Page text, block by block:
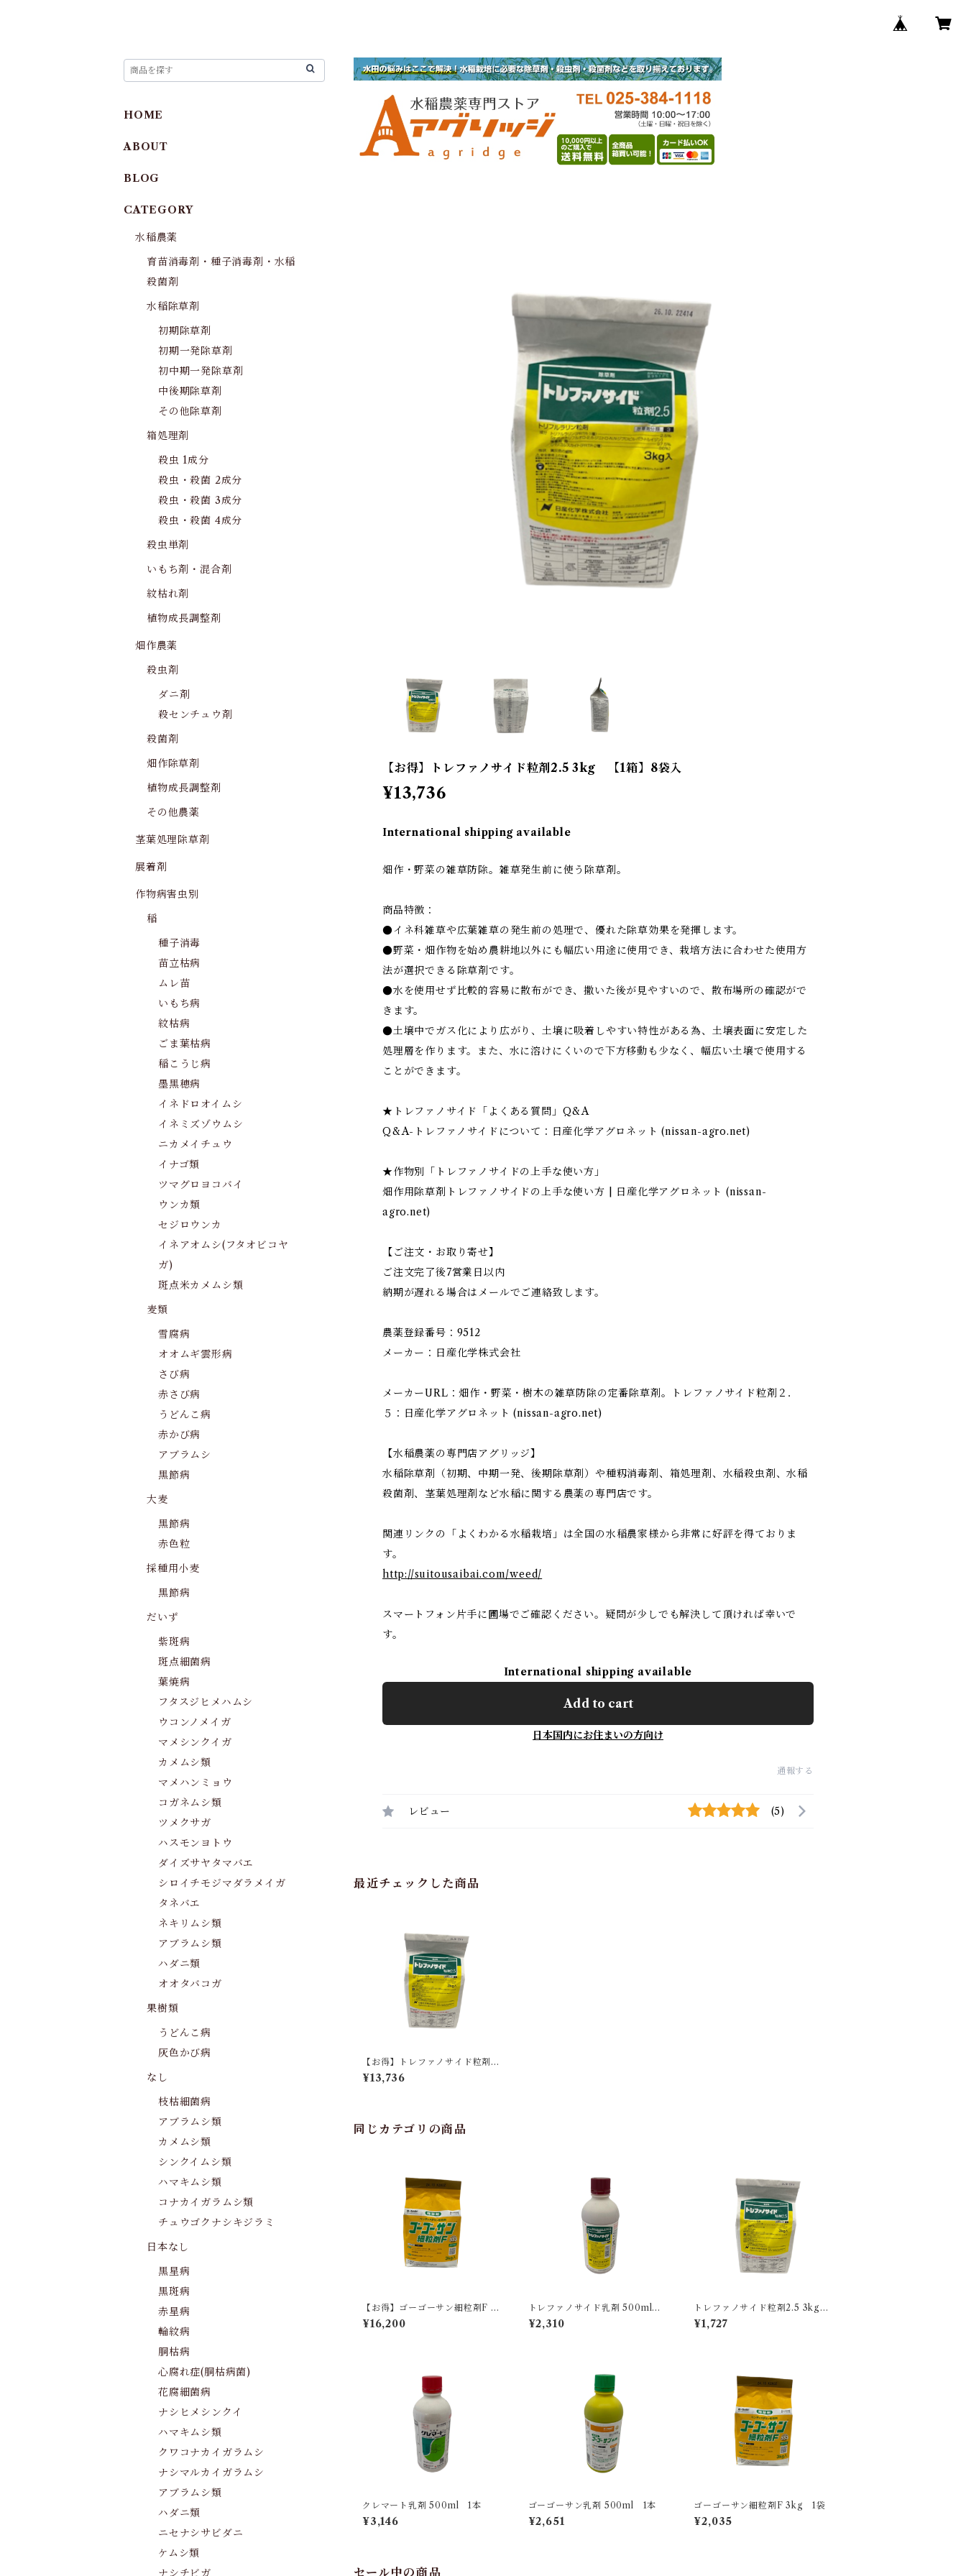
【お得】トレファノサイド粒剤2.5 3kg 【1箱】8袋入
¥13,736
International shipping available
畑作・野菜の雑草防除。雑草発生前に使う除草剤。
商品特徴：
●イネ科雑草や広葉雑草の発生前の処理で、優れた除草効果を発揮します。
●野菜・畑作物を始め農耕地以外にも幅広い用途に使用でき、栽培方法に合わせた使用方
法が選択できる除草剤です。
●水を使用せず比較的容易に散布ができ、撒いた後が見やすいので、散布場所の確認がで
きます。
●土壌中でガス化により広がり、土壌に吸着しやすい特性がある為、土壌表面に安定した
処理層を作ります。また、水に溶けにくいので下方移動も少なく、幅広い土壌で使用する
ことができます。
★トレファノサイド「よくある質問」Q&A
Q&A-トレファノサイドについて：日産化学アグロネット (nissan-agro.net)
★作物別「トレファノサイドの上手な使い方」
畑作用除草剤トレファノサイドの上手な使い方 | 日産化学アグロネット (nissan-
agro.net)
【ご注文・お取り寄せ】
ご注文完了後7営業日以内
納期が遅れる場合はメールでご連絡致します。
農薬登録番号：9512
メーカー：日産化学株式会社
メーカーURL：畑作・野菜・樹木の雑草防除の定番除草剤。トレファノサイド粒剤２．
５：日産化学アグロネット (nissan-agro.net)
【水稲農薬の専門店アグリッジ】
水稲除草剤（初期、中期一発、後期除草剤）や種籾消毒剤、箱処理剤、水稲殺虫剤、水稲
殺菌剤、茎葉処理剤など水稲に関する農薬の専門店です。
関連リンクの「よくわかる水稲栽培」は全国の水稲農家様から非常に好評を得ておりま
す。
http://suitousaibai.com/weed/
スマートフォン片手に圃場でご確認ください。疑問が少しでも解決して頂ければ幸いで
す。
International shipping available
Add to cart
日本国内にお住まいの方向け
通報する
レビュー (5)
最近チェックした商品
【お得】トレファノサイド粒剤2.
5 3kg 【1箱】8袋入
¥13,736
同じカテゴリの商品
【お得】ゴーゴーサン細粒剤F 3k
g 【1箱】8袋入
¥16,200
トレファノサイド乳剤 500ml 1
本
¥2,310
トレファノサイド粒剤2.5 3kg 1
袋
¥1,727
クレマート乳剤 500ml 1本
¥3,146
ゴーゴーサン乳剤 500ml 1本
¥2,651
ゴーゴーサン細粒剤F 3kg 1袋
¥2,035
セール中の商品
HOME
ABOUT
BLOG
CATEGORY
水稲農薬
育苗消毒剤・種子消毒剤・水稲
殺菌剤
水稲除草剤
初期除草剤
初期一発除草剤
初中期一発除草剤
中後期除草剤
その他除草剤
箱処理剤
殺虫 1成分
殺虫・殺菌 2成分
殺虫・殺菌 3成分
殺虫・殺菌 4成分
殺虫単剤
いもち剤・混合剤
紋枯れ剤
植物成長調整剤
畑作農薬
殺虫剤
ダニ剤
殺センチュウ剤
殺菌剤
畑作除草剤
植物成長調整剤
その他農薬
茎葉処理除草剤
展着剤
作物病害虫別
稲
種子消毒
苗立枯病
ムレ苗
いもち病
紋枯病
ごま葉枯病
稲こうじ病
墨黒穂病
イネドロオイムシ
イネミズゾウムシ
ニカメイチュウ
イナゴ類
ツマグロヨコバイ
ウンカ類
セジロウンカ
イネアオムシ(フタオビコヤ
ガ)
斑点米カメムシ類
麦類
雪腐病
オオムギ雲形病
さび病
赤さび病
うどんこ病
赤かび病
アブラムシ
黒節病
大麦
黒節病
赤色粒
採種用小麦
黒節病
だいず
紫斑病
斑点細菌病
葉焼病
フタスジヒメハムシ
ウコンノメイガ
マメシンクイガ
カメムシ類
マメハンミョウ
コガネムシ類
ツメクサガ
ハスモンヨトウ
ダイズサヤタマバエ
シロイチモジマダラメイガ
タネバエ
ネキリムシ類
アブラムシ類
ハダニ類
オオタバコガ
果樹類
うどんこ病
灰色かび病
なし
枝枯細菌病
アブラムシ類
カメムシ類
シンクイムシ類
ハマキムシ類
コナカイガラムシ類
チュウゴクナシキジラミ
日本なし
黒星病
黒斑病
赤星病
輪紋病
胴枯病
心腐れ症(胴枯病菌)
花腐細菌病
ナシヒメシンクイ
ハマキムシ類
クワコナカイガラムシ
ナシマルカイガラムシ
アブラムシ類
ハダニ類
ニセナシサビダニ
ケムシ類
ナシチビガ